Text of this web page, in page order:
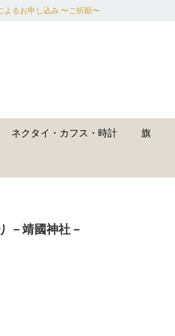
よるお申し込み 〜ご祈願〜
ネクタイ・カフス・時計 旗
－靖國神社－